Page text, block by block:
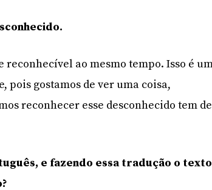
reconhecível ao mesmo tempo. Isso é
pois gostamos de ver uma coisa,
reconhecer esse desconhecido tem de
e fazendo essa tradução o texto